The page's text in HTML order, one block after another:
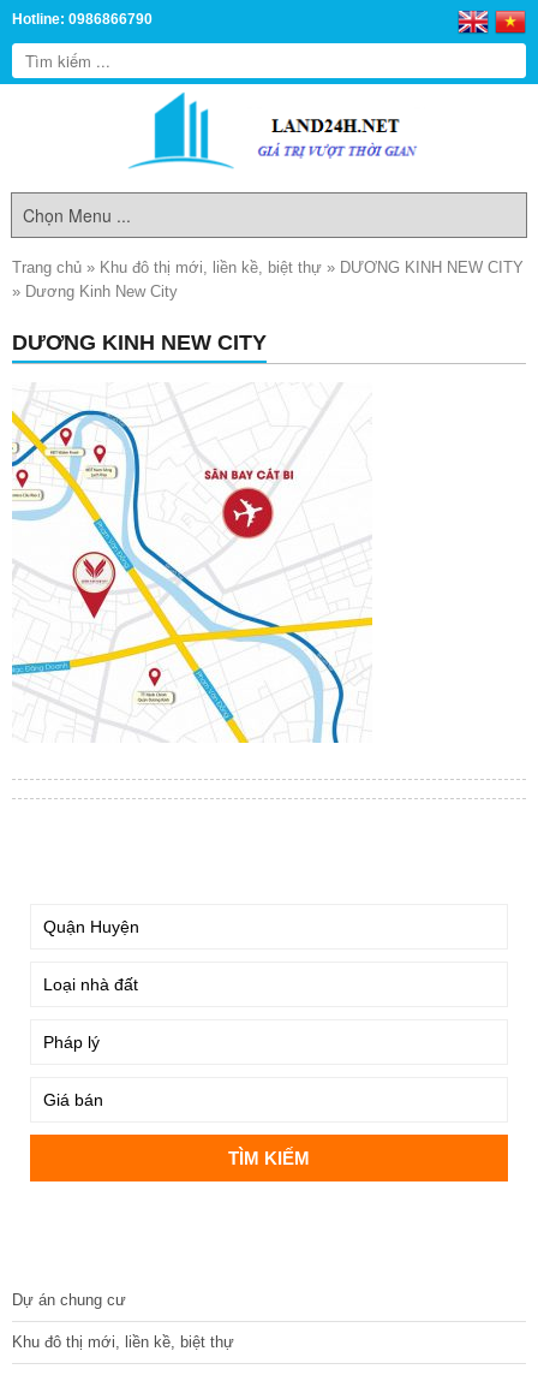
Hotline: 0986866790
Trang chủ » Khu đô thị mới, liền kề, biệt thự » DƯƠNG KINH NEW CITY
» Dương Kinh New City
DƯƠNG KINH NEW CITY
Dự án chung cư
Khu đô thị mới, liền kề, biệt thự